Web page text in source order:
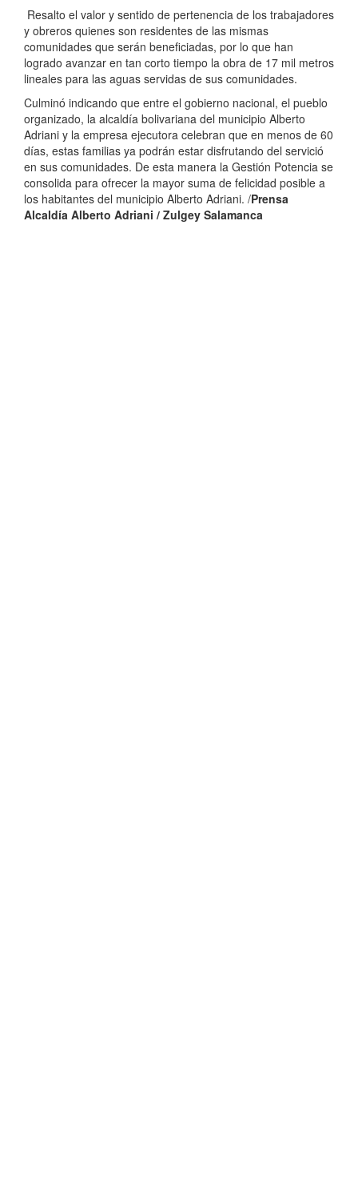
Resalto el valor y sentido de pertenencia de los trabajadores
y obreros quienes son residentes de las mismas
comunidades que serán beneficiadas, por lo que han
logrado avanzar en tan corto tiempo la obra de 17 mil metros
lineales para las aguas servidas de sus comunidades.
Culminó indicando que entre el gobierno nacional, el pueblo
organizado, la alcaldía bolivariana del municipio Alberto
Adriani y la empresa ejecutora celebran que en menos de 60
días, estas familias ya podrán estar disfrutando del servició
en sus comunidades. De esta manera la Gestión Potencia se
consolida para ofrecer la mayor suma de felicidad posible a
los habitantes del municipio Alberto Adriani. /Prensa
Alcaldía Alberto Adriani / Zulgey Salamanca